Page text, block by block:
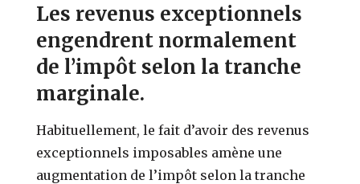
Les revenus exceptionnels
engendrent normalement
de l’impôt selon la tranche
marginale.
Habituellement, le fait d’avoir des revenus
exceptionnels imposables amène une
augmentation de l’impôt selon la tranche